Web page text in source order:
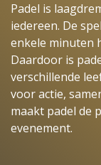
Padel is
iedereen. De
enkele minuten
Daardoor is
verschillende
voor actie,
maakt padel de
evenement.